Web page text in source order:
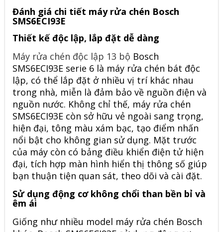
Đánh giá chi tiết máy rửa chén Bosch
SMS6ECI93E
Thiết kế độc lập, lắp đặt dễ dàng
Máy rửa chén độc lập 13 bộ Bosch
SMS6ECI93E serie 6 là máy rửa chén bát độc
lập, có thể lắp đặt ở nhiều vị trí khác nhau
trong nhà, miễn là đảm bảo về nguồn điện và
nguồn nước. Không chỉ thế, máy rửa chén
SMS6ECI93E còn sở hữu vẻ ngoài sang trọng,
hiện đại, tông màu xám bạc, tạo điểm nhấn
nổi bật cho không gian sử dụng. Mặt trước
của máy còn có bảng điều khiển điện tử hiện
đại, tích hợp màn hình hiển thị thông số giúp
bạn thuận tiện quan sát, theo dõi và cài đặt.
Sử dụng động cơ không chổi than bền bỉ và
êm ái
Giống như nhiều model máy rửa chén Bosch